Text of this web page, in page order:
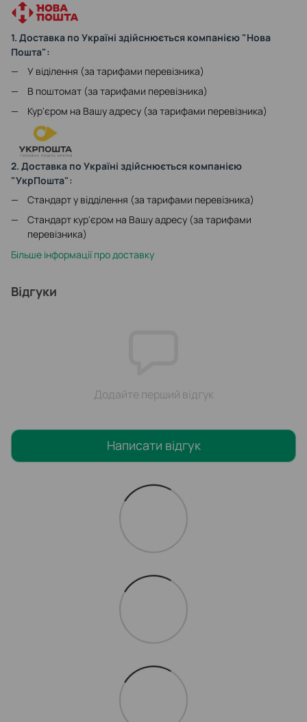
1. Доставка по Україні здійснюється компанією "Нова
Пошта":
У віділення (за тарифами перевізника)
В поштомат (за тарифами перевізника)
Кур'єром на Вашу адресу (за тарифами перевізника)
2. Доставка по Україні здійснюється компанією
"УкрПошта":
Стандарт у відділення (за тарифами перевізника)
Стандарт кур'єром на Вашу адресу (за тарифами
перевізника)
Більше інформації про доставку
Відгуки
Додайте перший відгук
Написати відгук